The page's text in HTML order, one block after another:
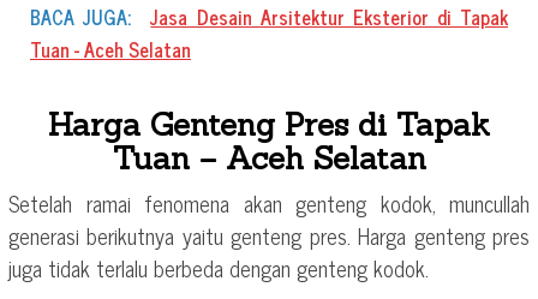
BACA JUGA:
Jasa Desain Arsitektur Eksterior di Tapak
Tuan - Aceh Selatan
Harga Genteng Pres di Tapak
Tuan – Aceh Selatan
Setelah ramai fenomena akan genteng kodok, muncullah
generasi berikutnya yaitu genteng pres. Harga genteng pres
juga tidak terlalu berbeda dengan genteng kodok.